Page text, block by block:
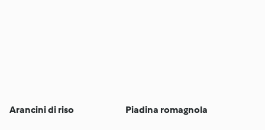
Arancini di riso Piadina romagnola